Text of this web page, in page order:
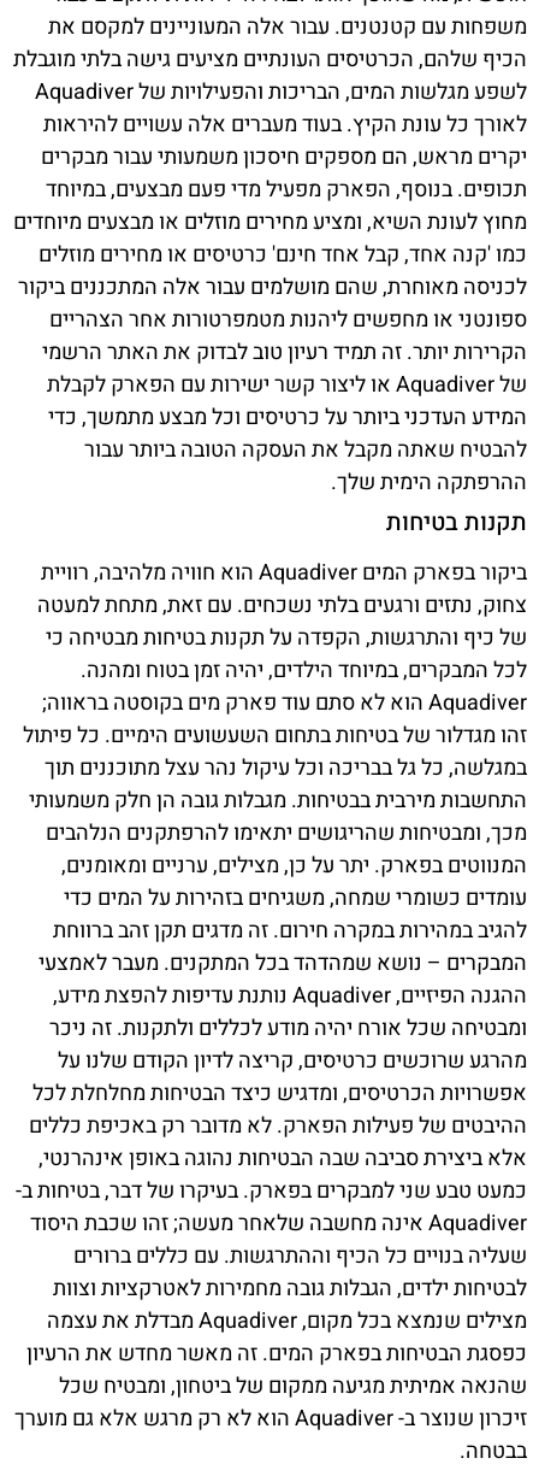
משפחות עם קטנטנים. עבור אלה המעוניינים למקסם את
הכיף שלהם, הכרטיסים העונתיים מציעים גישה בלתי מוגבלת
לשפע מגלשות המים, הבריכות והפעילויות של Aquadiver
לאורך כל עונת הקיץ. בעוד מעברים אלה עשויים להיראות
יקרים מראש, הם מספקים חיסכון משמעותי עבור מבקרים
תכופים. בנוסף, הפארק מפעיל מדי פעם מבצעים, במיוחד
מחוץ לעונת השיא, ומציע מחירים מוזלים או מבצעים מיוחדים
כמו 'קנה אחד, קבל אחד חינם' כרטיסים או מחירים מוזלים
לכניסה מאוחרת, שהם מושלמים עבור אלה המתכננים ביקור
ספונטני או מחפשים ליהנות מטמפרטורות אחר הצהריים
הקרירות יותר. זה תמיד רעיון טוב לבדוק את האתר הרשמי
של Aquadiver או ליצור קשר ישירות עם הפארק לקבלת
המידע העדכני ביותר על כרטיסים וכל מבצע מתמשך, כדי
להבטיח שאתה מקבל את העסקה הטובה ביותר עבור
ההרפתקה הימית שלך.
תקנות בטיחות
ביקור בפארק המים Aquadiver הוא חוויה מלהיבה, רוויית
צחוק, נתזים ורגעים בלתי נשכחים. עם זאת, מתחת למעטה
של כיף והתרגשות, הקפדה על תקנות בטיחות מבטיחה כי
לכל המבקרים, במיוחד הילדים, יהיה זמן בטוח ומהנה.
Aquadiver הוא לא סתם עוד פארק מים בקוסטה בראווה;
זהו מגדלור של בטיחות בתחום השעשועים הימיים. כל פיתול
במגלשה, כל גל בבריכה וכל עיקול נהר עצל מתוכננים תוך
התחשבות מירבית בבטיחות. מגבלות גובה הן חלק משמעותי
מכך, ומבטיחות שהריגושים יתאימו להרפתקנים הנלהבים
המנווטים בפארק. יתר על כן, מצילים, ערניים ומאומנים,
עומדים כשומרי שמחה, משגיחים בזהירות על המים כדי
להגיב במהירות במקרה חירום. זה מדגים תקן זהב ברווחת
המבקרים – נושא שמהדהד בכל המתקנים. מעבר לאמצעי
ההגנה הפיזיים, Aquadiver נותנת עדיפות להפצת מידע,
ומבטיחה שכל אורח יהיה מודע לכללים ולתקנות. זה ניכר
מהרגע שרוכשים כרטיסים, קריצה לדיון הקודם שלנו על
אפשרויות הכרטיסים, ומדגיש כיצד הבטיחות מחלחלת לכל
ההיבטים של פעילות הפארק. לא מדובר רק באכיפת כללים
אלא ביצירת סביבה שבה הבטיחות נהוגה באופן אינהרנטי,
כמעט טבע שני למבקרים בפארק. בעיקרו של דבר, בטיחות ב-
Aquadiver אינה מחשבה שלאחר מעשה; זהו שכבת היסוד
שעליה בנויים כל הכיף וההתרגשות. עם כללים ברורים
לבטיחות ילדים, הגבלות גובה מחמירות לאטרקציות וצוות
מצילים שנמצא בכל מקום, Aquadiver מבדלת את עצמה
כפסגת הבטיחות בפארק המים. זה מאשר מחדש את הרעיון
שהנאה אמיתית מגיעה ממקום של ביטחון, ומבטיח שכל
זיכרון שנוצר ב- Aquadiver הוא לא רק מרגש אלא גם מוערך
בבטחה.